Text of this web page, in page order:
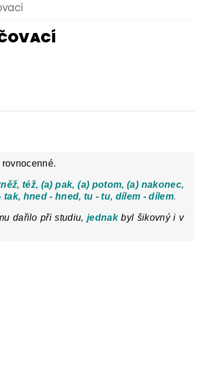
УКРАЇНЦІВ
též, (a) pak, (a) potom, (a) nakonec,
hned - hned, tu - tu, dílem - dílem.
dařilo při studiu,jednakbyl šikovný i v